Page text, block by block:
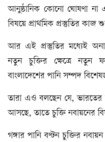
আনুষ্ঠানিক কোনো ঘোষণা
বিষয়ে প্রাথমিক প্রস্তুতির কাজ
আর এই প্রস্তুতির মধ্যেই
নতুন চুক্তির ক্ষেত্রে নতুন
বাংলাদেশের পানি সম্পদ
তারা এও বলছেন যে,
আসছে, তাতে চুক্তি নবায়নের
গঙ্গার পানি বণ্টন চুক্তির